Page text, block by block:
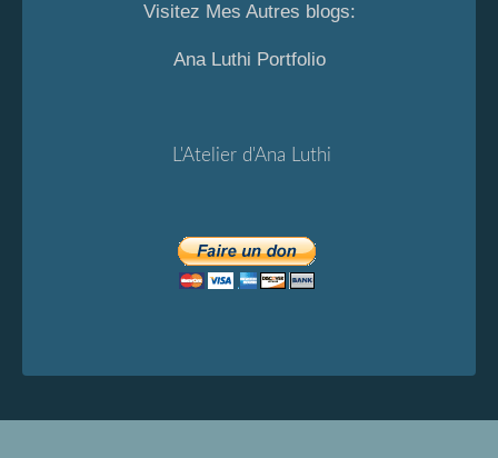
Visitez Mes Autres blogs:
Ana Luthi Portfolio
L'Atelier d'Ana Luthi